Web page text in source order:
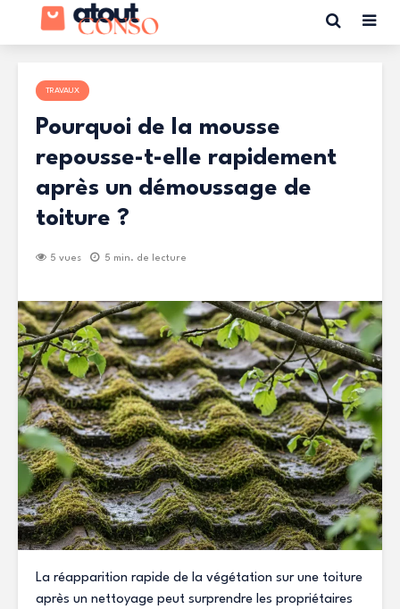
TRAVAUX
Pourquoi de la mousse
repousse-t-elle rapidement
après un démoussage de
toiture ?
5 vues 5 min. de lecture
La réapparition rapide de la végétation sur une toiture
après un nettoyage peut surprendre les propriétaires